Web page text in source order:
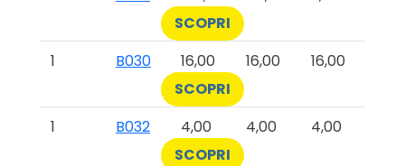
SCOPRI
1
B030 16,00 16,00
16,00
SCOPRI
1
B032 4,00 4,00
4,00
SCOPRI